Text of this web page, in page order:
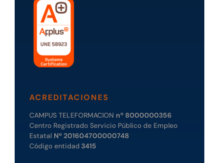
ACREDITACIONES
CAMPUS TELEFORMACION nº 8000000356
Centro Registrado Servicio Público de Empleo
Estatal Nº 201604700000748
Código entidad 3415